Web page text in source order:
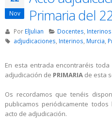
Nov
Primaria del
Por ElJulian Docentes Interinos
adjudicaciones Interinos Murcia
En esta entrada encontraréis
adjudicación de PRIMARIA de esta
Os recordamos que tenéis
publicamos periódicamente
acto de adjudicación.